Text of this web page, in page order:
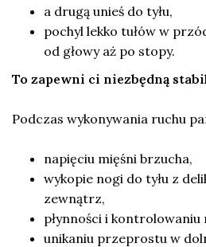
a drugą unieś do tyłu,
pochyl lekko tułów w
od głowy aż po stopy.
To zapewni ci niezbędną
Podczas wykonywania ruchu
napięciu mięśni brzucha,
wykopie nogi do tyłu z
zewnątrz,
płynności i kontrolowaniu
unikaniu przeprostu w